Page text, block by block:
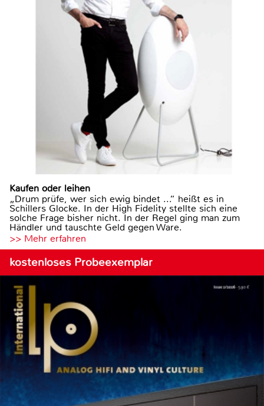
Kaufen oder leihen
„Drum prüfe, wer sich ewig bindet ...“ heißt es in
Schillers Glocke. In der High Fidelity stellte sich eine
solche Frage bisher nicht. In der Regel ging man zum
Händler und tauschte Geld gegen Ware.
>> Mehr erfahren
kostenloses Probeexemplar